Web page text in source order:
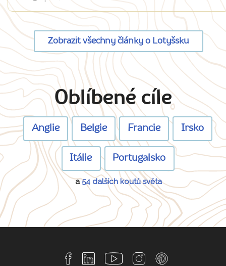
Zobrazit všechny články o Lotyšsku
Oblíbené cíle
Anglie Belgie Francie Irsko
Itálie Portugalsko
a54 dalších koutů světa